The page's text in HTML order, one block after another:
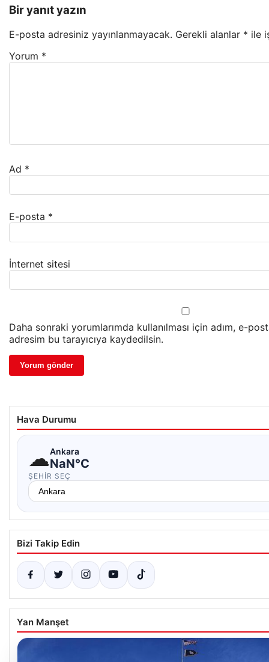
Bir yanıt yazın
E-posta adresiniz yayınlanmayacak. Gerekli alanlar * ile
Yorum *
Ad *
E-posta *
İnternet sitesi
Daha sonraki yorumlarımda kullanılması için adım, e-
adresim bu tarayıcıya kaydedilsin.
Hava Durumu
☁Ankara
NaN°C
ŞEHIR SEÇ
Bizi Takip Edin
Yan Manşet